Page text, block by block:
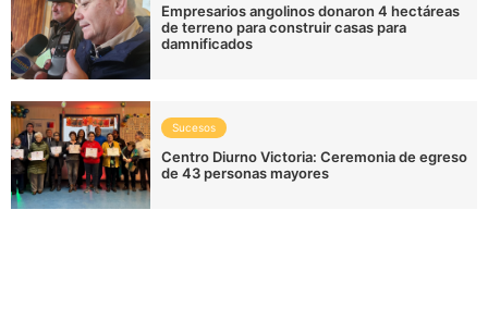
Empresarios angolinos donaron 4 hectáreas
de terreno para construir casas para
damnificados
Sucesos
Centro Diurno Victoria: Ceremonia de egreso
de 43 personas mayores